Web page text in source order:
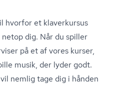
hvorfor et klaverkursus
dig. Når du spiller
på et af vores kurser,
musik, der lyder godt.
nemlig tage dig i hånden